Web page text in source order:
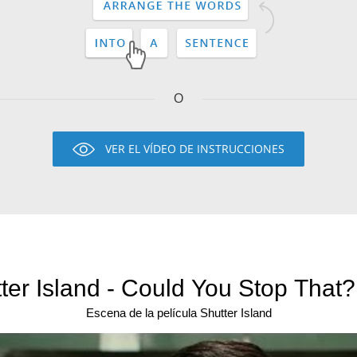
O
VER EL VÍDEO DE INSTRUCCIONES
Island - Could You Stop
Escena de la película Shutter Island